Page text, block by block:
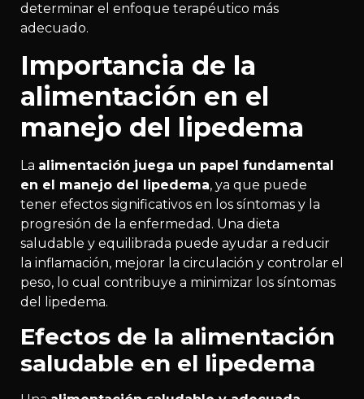
determinar el enfoque terapéutico más
adecuado.
Importancia de la
alimentación en el
manejo del lipedema
La alimentación juega un papel fundamental
en el manejo del lipedema, ya que puede
tener efectos significativos en los síntomas y la
progresión de la enfermedad. Una dieta
saludable y equilibrada puede ayudar a reducir
la inflamación, mejorar la circulación y controlar el
peso, lo cual contribuye a minimizar los síntomas
del lipedema.
Efectos de la alimentación
saludable en el lipedema